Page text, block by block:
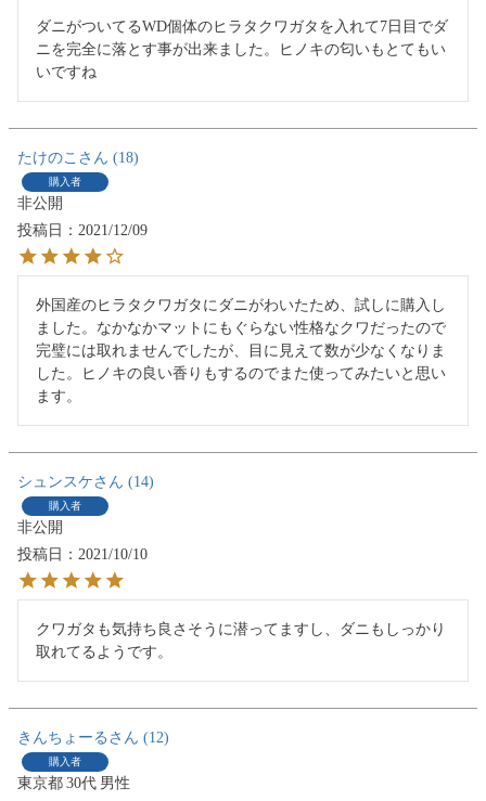
ダニがついてるWD個体のヒラタクワガタを入れて7日目でダ
ニを完全に落とす事が出来ました。ヒノキの匂いもとてもい
いですね
たけのこ 18
購入者
非公開
投稿日
2021/12/09
外国産のヒラタクワガタにダニがわいたため、試しに購入し
ました。なかなかマットにもぐらない性格なクワだったので
完璧には取れませんでしたが、目に見えて数が少なくなりま
した。ヒノキの良い香りもするのでまた使ってみたいと思い
ます。
シュンスケ 14
購入者
非公開
投稿日
2021/10/10
クワガタも気持ち良さそうに潜ってますし、ダニもしっかり
取れてるようです。
きんちょーる 12
購入者
東京都 30代 男性